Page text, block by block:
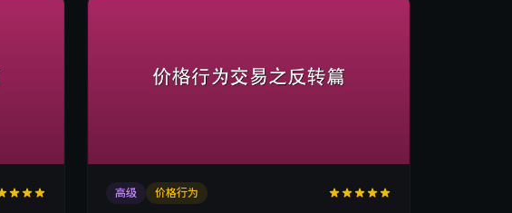
高级 价格行为